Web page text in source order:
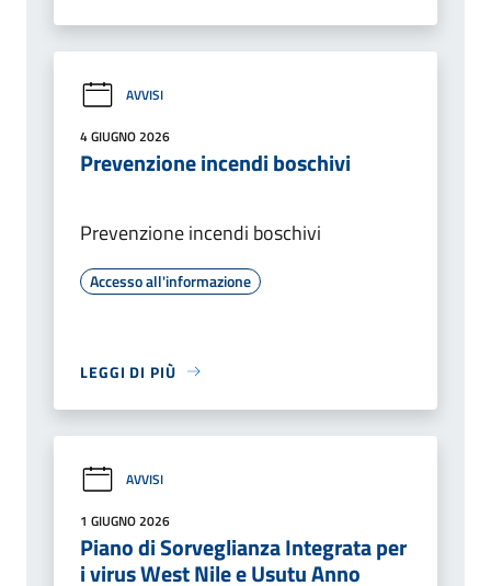
AVVISI
4 GIUGNO 2026
Prevenzione incendi boschivi
Prevenzione incendi boschivi
Accesso all'informazione
LEGGI DI PIÙ
AVVISI
1 GIUGNO 2026
Piano di Sorveglianza Integrata per
i virus West Nile e Usutu Anno